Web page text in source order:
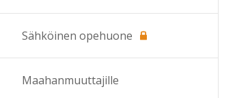
Sähköinen opehuone
Maahanmuuttajille